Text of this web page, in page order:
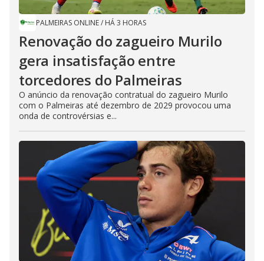
PALMEIRAS ONLINE/ HÁ 3 HORAS
Renovação do zagueiro Murilo
gera insatisfação entre
torcedores do Palmeiras
O anúncio da renovação contratual do zagueiro Murilo
com o Palmeiras até dezembro de 2029 provocou uma
onda de controvérsias e...